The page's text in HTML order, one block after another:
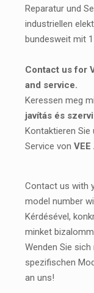
Reparatur und
industriellen
bundesweit mit
Contact us for
and service.
Keressen meg
javítás és
Kontaktieren
Service von
Contact us with
model number
Kérdésével,
minket
Wenden Sie
spezifischen
an uns!